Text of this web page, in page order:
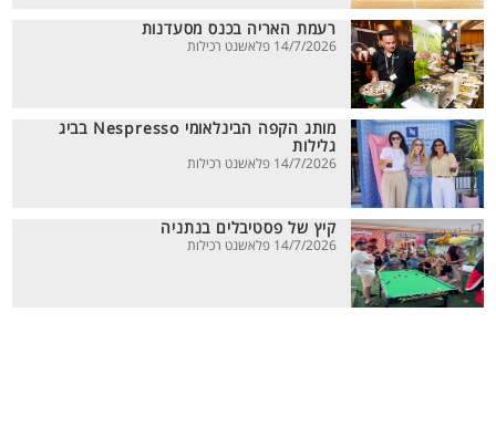
רעמת האריה בכנס מסעדנות
14/7/2026 פלאשנט רכילות
מותג הקפה הבינלאומי Nespresso בביג
גלילות
14/7/2026 פלאשנט רכילות
קיץ של פסטיבלים בנתניה
14/7/2026 פלאשנט רכילות